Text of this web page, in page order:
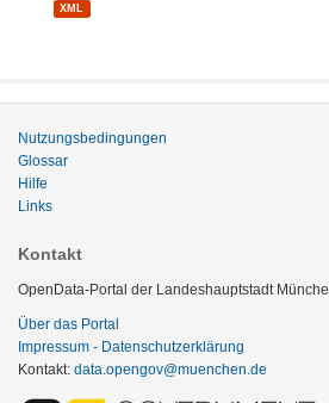
XML
Nutzungsbedingungen
Glossar
Hilfe
Links
Kontakt
OpenData-Portal der Landeshauptstadt
Über das Portal
Impressum - Datenschutzerklärung
Kontakt: data.opengov@muenchen.de